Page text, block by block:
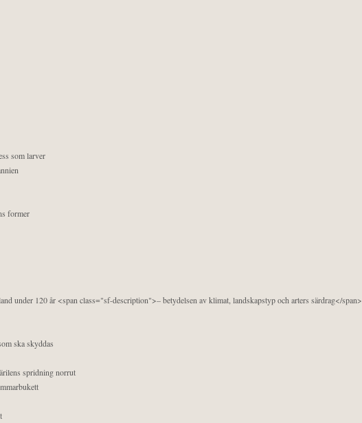
som larver
former
under 120 år <span class="sf-description">– betydelsen av klimat, landskapstyp och arters särdrag</span>
ska skyddas
spridning norrut